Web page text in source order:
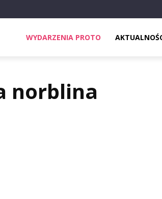
WYDARZENIA PROTO
norblina